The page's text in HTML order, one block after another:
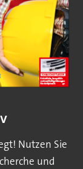
Nutzen Sie
und